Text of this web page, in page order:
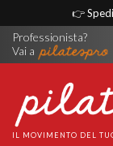
👉
Professionista?
Vai a
IL MOVIMENTO DEL